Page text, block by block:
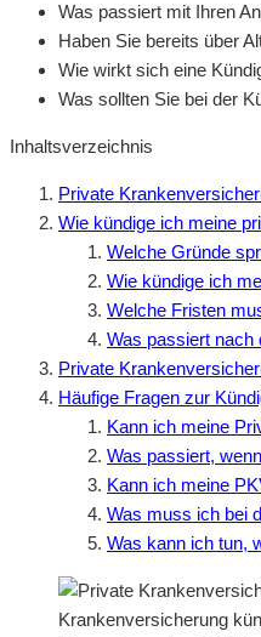
Was passiert mit Ihren
Haben Sie bereits über
Wie wirkt sich eine
Was sollten Sie bei der
Inhaltsverzeichnis
Private
Wie kündige ich meine
Welche Gründe
Wie kündige ich
Welche Fristen
Was passiert nach
Private
Häufige Fragen zur
Kann ich meine
Was passiert,
Kann ich meine
Was muss ich bei
Was kann ich tun,
Krankenversicherung